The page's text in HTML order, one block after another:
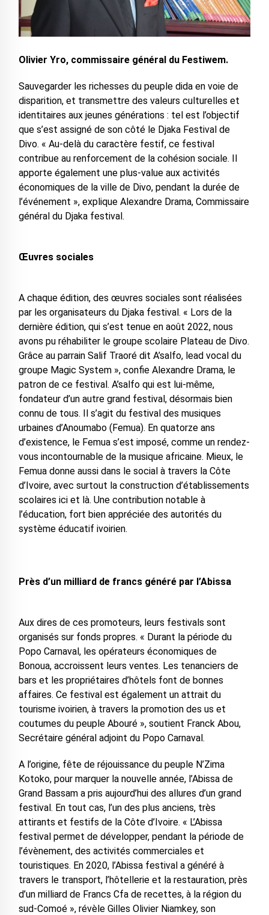
Olivier Yro, commissaire général du Festiwem.
Sauvegarder les richesses du peuple dida en voie de
disparition, et transmettre des valeurs culturelles et
identitaires aux jeunes générations : tel est l’objectif
que s’est assigné de son côté le Djaka Festival de
Divo. « Au-delà du caractère festif, ce festival
contribue au renforcement de la cohésion sociale. Il
apporte également une plus-value aux activités
économiques de la ville de Divo, pendant la durée de
l’événement », explique Alexandre Drama, Commissaire
général du Djaka festival.
Œuvres sociales
A chaque édition, des œuvres sociales sont réalisées
par les organisateurs du Djaka festival. « Lors de la
dernière édition, qui s’est tenue en août 2022, nous
avons pu réhabiliter le groupe scolaire Plateau de Divo.
Grâce au parrain Salif Traoré dit A’salfo, lead vocal du
groupe Magic System », confie Alexandre Drama, le
patron de ce festival. A’salfo qui est lui-même,
fondateur d’un autre grand festival, désormais bien
connu de tous. Il s’agit du festival des musiques
urbaines d’Anoumabo (Femua). En quatorze ans
d’existence, le Femua s’est imposé, comme un rendez-
vous incontournable de la musique africaine. Mieux, le
Femua donne aussi dans le social à travers la Côte
d’Ivoire, avec surtout la construction d’établissements
scolaires ici et là. Une contribution notable à
l’éducation, fort bien appréciée des autorités du
système éducatif ivoirien.
Près d’un milliard de francs généré par l’Abissa
Aux dires de ces promoteurs, leurs festivals sont
organisés sur fonds propres. « Durant la période du
Popo Carnaval, les opérateurs économiques de
Bonoua, accroissent leurs ventes. Les tenanciers de
bars et les propriétaires d’hôtels font de bonnes
affaires. Ce festival est également un attrait du
tourisme ivoirien, à travers la promotion des us et
coutumes du peuple Abouré », soutient Franck Abou,
Secrétaire général adjoint du Popo Carnaval.
A l’origine, fête de réjouissance du peuple N’Zima
Kotoko, pour marquer la nouvelle année, l’Abissa de
Grand Bassam a pris aujourd’hui des allures d’un grand
festival. En tout cas, l’un des plus anciens, très
attirants et festifs de la Côte d’Ivoire. « L’Abissa
festival permet de développer, pendant la période de
l’évènement, des activités commerciales et
touristiques. En 2020, l’Abissa festival a généré à
travers le transport, l’hôtellerie et la restauration, près
d’un milliard de Francs Cfa de recettes, à la région du
sud-Comoé », révèle Gilles Olivier Niamkey, son